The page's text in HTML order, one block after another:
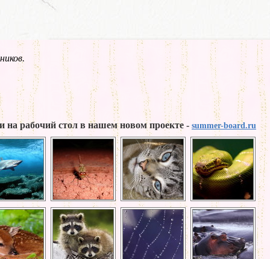
на рабочий стол в нашем новом проекте - summer-board.ru